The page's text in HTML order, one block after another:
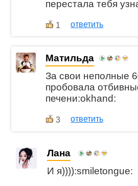
перестала тебя
1 ответить
Матильда
За свои неполные
пробовала
печени:okhand:
3 ответить
Лана
И я)))):smiletongue: